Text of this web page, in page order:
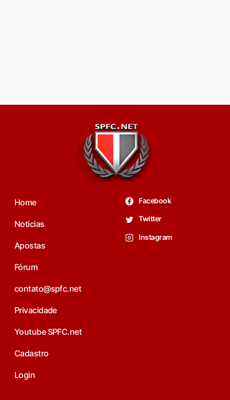
Home
Noticias
Apostas
Fórum
contato@spfc.net
Privacidade
Youtube SPFC.net
Cadastro
Login
Facebook
Twitter
Instagram